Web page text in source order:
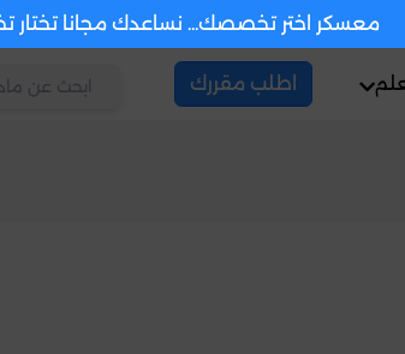
معسكر اختر تخصصك... نساعدك مجانا
اطلب مقررك